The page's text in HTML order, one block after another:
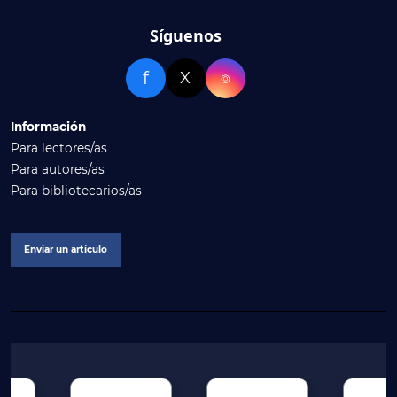
Síguenos
f X ⌾
Información
Para lectores/as
Para autores/as
Para bibliotecarios/as
Enviar un artículo